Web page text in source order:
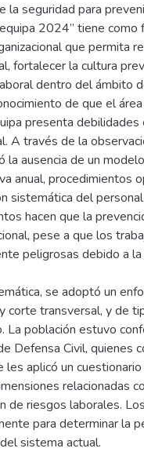
la seguridad para
2024” tiene como
que permita
fortalecer la cultura
dentro del ámbito
de que el
presenta
A través de la
la ausencia de un
anual, procedimientos
sistemática del
hacen que la
pese a que los
peligrosas debido a
se adoptó un
corte transversal, y de
La población estuvo
Defensa Civil, quienes
aplicó un
relacionadas
de riesgos laborales.
para determinar la
sistema actual.